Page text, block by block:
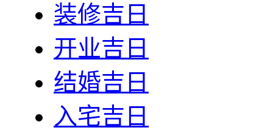
装修吉日
开业吉日
结婚吉日
入宅吉日